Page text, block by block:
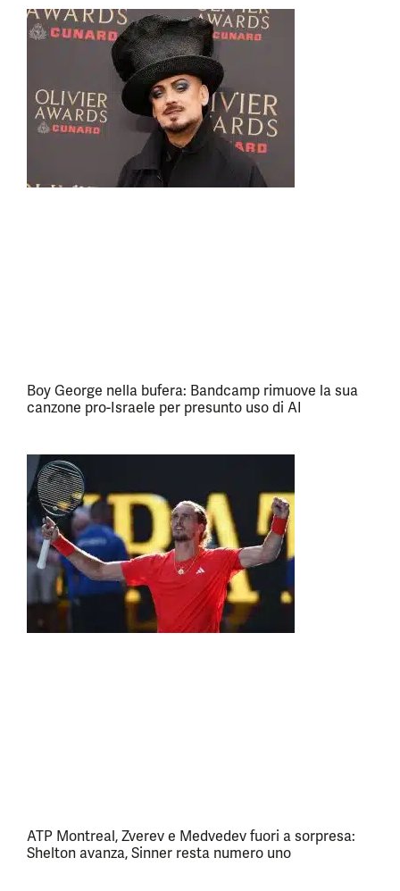
Boy George nella bufera: Bandcamp rimuove la sua
canzone pro-Israele per presunto uso di AI
ATP Montreal, Zverev e Medvedev fuori a sorpresa:
Shelton avanza, Sinner resta numero uno